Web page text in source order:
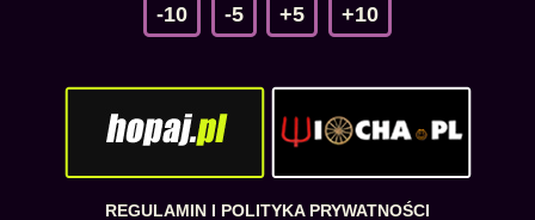
-10 -5 +5 +10
REGULAMIN I POLITYKA PRYWATNOŚCI